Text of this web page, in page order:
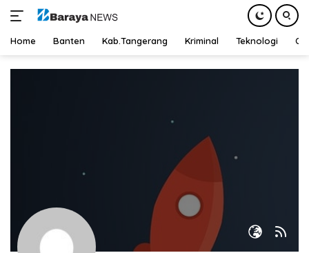
Home Banten Kab.Tangerang Kriminal Teknologi